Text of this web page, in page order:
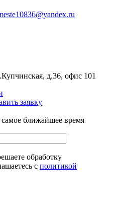
д.36, офис 101
заявку
ближайшее время
обработку
с политикой